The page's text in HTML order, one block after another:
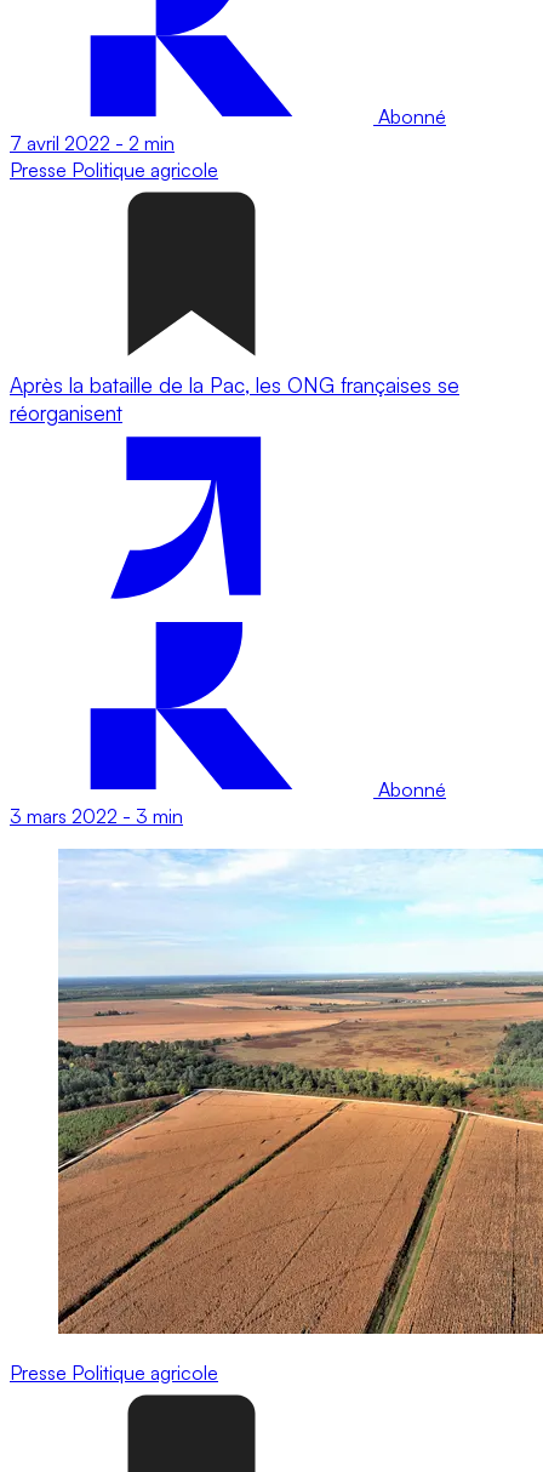
Abonné
7 avril 2022 - 2 min
Presse Politique agricole
Après la bataille de la Pac, les ONG françaises se
réorganisent
Abonné
3 mars 2022 - 3 min
Presse Politique agricole